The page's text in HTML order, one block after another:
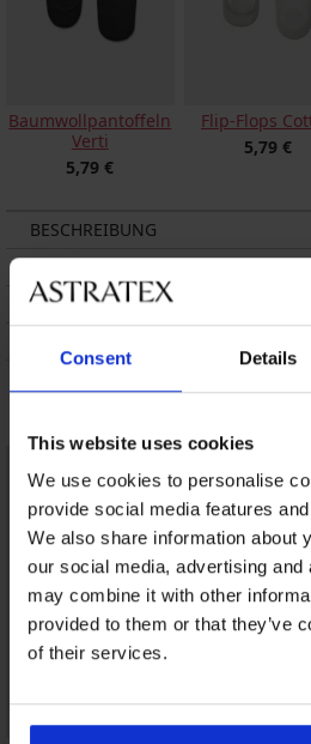
Consent Details
This website uses cookies
We use cookies to personalise
provide social media features
We also share information about
our social media, advertising
may combine it with other
provided to them or that they’ve
of their services.
Baumwollpantoffeln
Verti
5,79 €
Flip-Flops
5,79 €
BESCHREIBUNG
VERSANDKOSTEN
UMTAUSCH